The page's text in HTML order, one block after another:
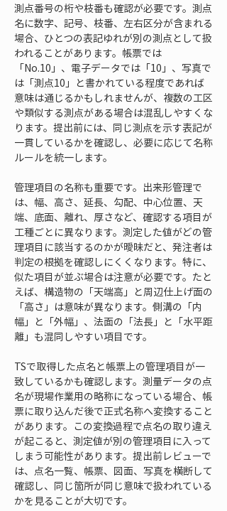
測点番号の桁や枝番も確認が必要です。測点
名に数字、記号、枝番、左右区分が含まれる
場合、ひとつの表記ゆれが別の測点として扱
われることがあります。帳票では
「No.10」、電子データでは「10」、写真で
は「測点10」と書かれている程度であれば
意味は通じるかもしれませんが、複数の工区
や類似する測点がある場合は混乱しやすくな
ります。提出前には、同じ測点を示す表記が
一貫しているかを確認し、必要に応じて名称
ルールを統一します。
管理項目の名称も重要です。出来形管理で
は、幅、高さ、延長、勾配、中心位置、天
端、底面、離れ、厚さなど、確認する項目が
工種ごとに異なります。測定した値がどの管
理項目に該当するのかが曖昧だと、発注者は
判定の根拠を確認しにくくなります。特に、
似た項目が並ぶ場合は注意が必要です。たと
えば、構造物の「天端高」と周辺仕上げ面の
「高さ」は意味が異なります。側溝の「内
幅」と「外幅」、法面の「法長」と「水平距
離」も混同しやすい項目です。
TSで取得した点名と帳票上の管理項目が一
致しているかも確認します。測量データの点
名が現場作業用の略称になっている場合、帳
票に取り込んだ後で正式名称へ変換すること
があります。この変換過程で点名の取り違え
が起こると、測定値が別の管理項目に入って
しまう可能性があります。提出前レビューで
は、点名一覧、帳票、図面、写真を横断して
確認し、同じ箇所が同じ意味で扱われている
かを見ることが大切です。